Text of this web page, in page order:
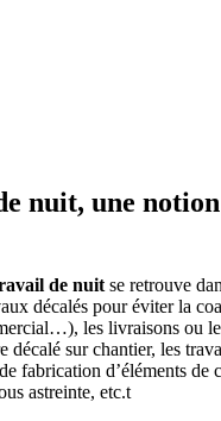
nuit, une
de nuit se retrouve
décalés pour éviter la
les livraisons ou
décalé sur chantier, les
fabrication d’éléments de
astreinte, etc.t